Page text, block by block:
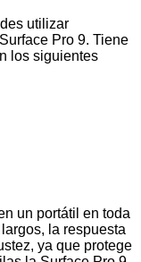
utilizar
Pro 9. Tiene
los siguientes
un portátil en toda
la respuesta
ya que protege